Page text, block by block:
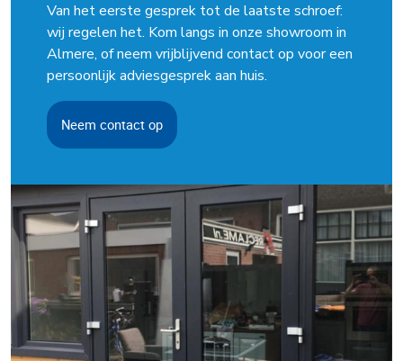
Van het eerste gesprek tot de laatste schroef:
wij regelen het. Kom langs in onze showroom in
Almere, of neem vrijblijvend contact op voor een
persoonlijk adviesgesprek aan huis.
Neem contact op